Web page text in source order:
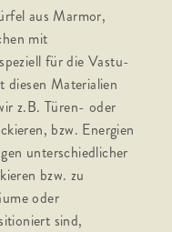
aus Marmor,
mit
für die Vastu-
diesen Materialien
z.B. Türen- oder
bzw. Energien
unterschiedlicher
bzw. zu
oder
sind,